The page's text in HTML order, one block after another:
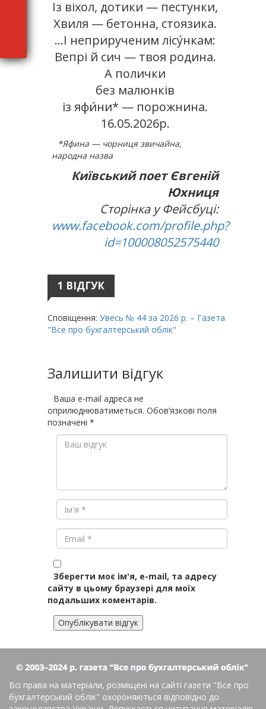
Із віхол, дотики — пестунки,
Хвиля — бетонна, стоязика.
…І неприрученим лісу́нкам:
Вепрі й сич — твоя родина.
А полички
без малюнків
із яфи́ни* — порожнина.
16.05.2026р.
*Яфина — чорниця звичайна,
народна назва
Київський поет Євгеній
Юхниця
Сторінка у Фейсбуці:
www.facebook.com/profile.php?
id=100008052575440
1 ВІДГУК
Сповіщення: Увесь № 44 за 2026 р. – Газета
"Все про бухгалтерський облік"
Залишити відгук
Ваша e-mail адреса не
оприлюднюватиметься. Обов’язкові поля
позначені *
Зберегти моє ім'я, e-mail, та адресу
сайту в цьому браузері для моїх
подальших коментарів.
Всі права на матеріали, розміщені на сайті газети "Все про
бухгалтерський облік" охороняються відповідно до